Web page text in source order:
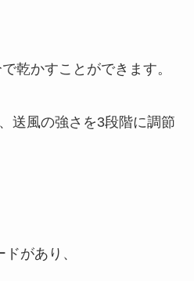
乾かすことができます。
送風の強さを3段階に調節
があり、